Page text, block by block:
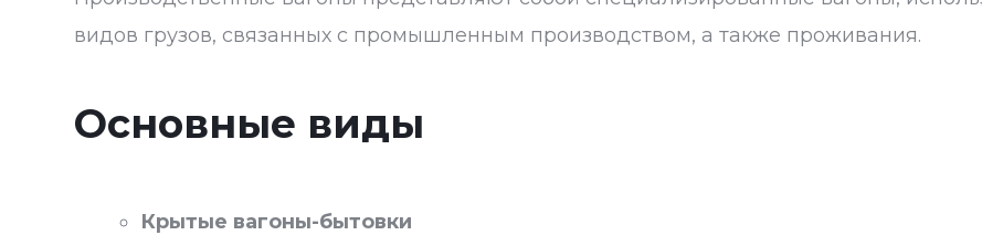
видов грузов, связанных с промышленным производством, а также проживания.
Основные виды
Крытые вагоны-бытовки